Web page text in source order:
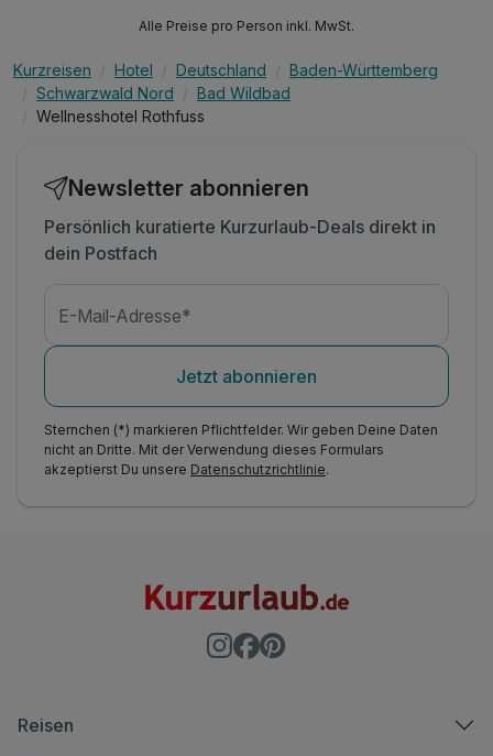
Alle Preise pro Person inkl. MwSt.
Kurzreisen Hotel Deutschland
Baden-Württemberg
Schwarzwald Nord
Bad Wildbad
Wellnesshotel Rothfuss
Newsletter abonnieren
Persönlich kuratierte Kurzurlaub-Deals direkt in
dein Postfach
E-Mail-Adresse*
Jetzt abonnieren
Sternchen (*) markieren Pflichtfelder. Wir geben Deine Daten
nicht an Dritte. Mit der Verwendung dieses Formulars
akzeptierst Du unsere Datenschutzrichtlinie.
Reisen